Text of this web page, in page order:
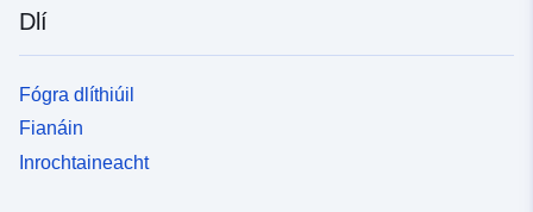
Dlí
Fógra dlíthiúil
Fianáin
Inrochtaineacht